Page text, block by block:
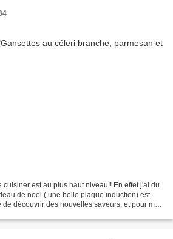
cuisiner est au plus haut niveau!! En effet j'ai du
de noel ( une belle plaque induction) est
découvrir des nouvelles saveurs, et pour moi